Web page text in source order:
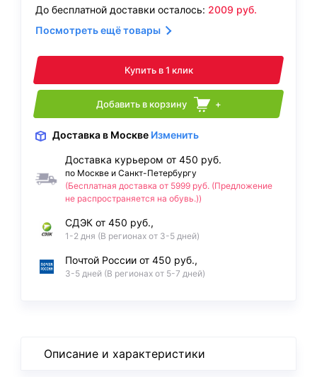
До бесплатной доставки осталось: 2009 руб.
Посмотреть ещё товары
Купить в 1 клик
Добавить в корзину +
Доставка в Москве Изменить
Доставка курьером от 450 руб.
по Москве и Санкт-Петербургу
(Бесплатная доставка от 5999 руб. (Предложение
не распространяется на обувь.))
СДЭК от 450 руб.,
1-2 дня (В регионах от 3-5 дней)
Почтой России от 450 руб.,
3-5 дней (В регионах от 5-7 дней)
Описание и характеристики